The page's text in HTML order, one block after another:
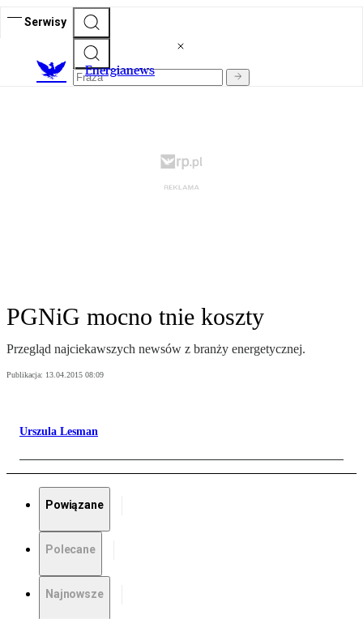
Serwisy
Energianews
PGNiG mocno tnie koszty
Przegląd najciekawszych newsów z branży energetycznej.
Publikacja: 13.04.2015 08:09
Urszula Lesman
Powiązane
Polecane
Najnowsze